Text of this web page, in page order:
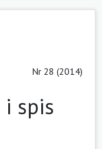
Nr 28 (2014)
i spis